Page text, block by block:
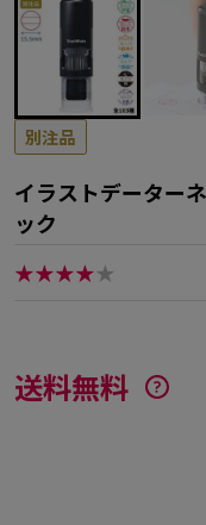
別注品
イラストデーター
ック
★★★★★
送料無料